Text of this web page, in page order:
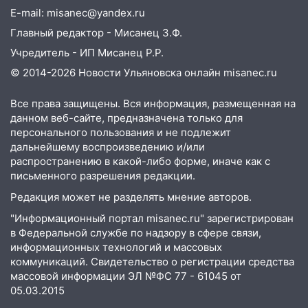
13:47 На Нижней Террасе мощным
ветром вырвало дерево с корнем
13:46 Сильный ветер сорвал крышу с
СТО на проспекте Созидателей
транспорту: в Ульяновске трамвай
сошёл с рельсов
13:22 Упавшие деревья перекрыли
дороги в Ульяновске: фото
13:17
Непогода в Ульяновске не
закончится сегодня: сильные ливни
сохранятся 9 августа
13:15 Трижды «брал в долг» без спроса:
житель Вешкаймского района похитил у
знакомого 191 тысячу рублей
13:14 Ураган оторвал светофор на
E-mail: misanec@yandex.ru
Главный редактор - Мисанец З.Ф.
Учредитель - ИП Мисанец Р.Р.
© 2014-2026 Новости Ульяновска онлайн misanec.ru
Все права защищены. Вся информация, размещенная на
данном веб-сайте, предназначена только для
персонального пользования и не подлежит
дальнейшему воспроизведению и/или
распространению в какой-либо форме, иначе как с
письменного разрешения редакции.
Редакция может не разделять мнение авторов.
"Информационный портал misanec.ru" зарегистрирован
в Федеральной службе по надзору в сфере связи,
информационных технологий и массовых
коммуникаций. Свидетельство о регистрации средства
массовой информации ЭЛ №ФС 77 - 61045 от
05.03.2015